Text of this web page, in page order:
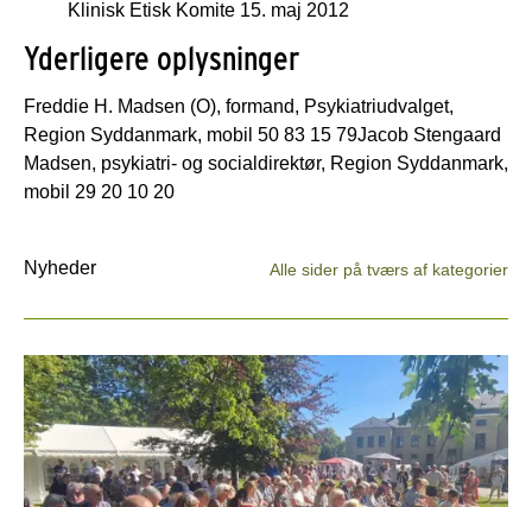
Klinisk Etisk Komite 15. maj 2012
Yderligere oplysninger
Freddie H. Madsen (O), formand, Psykiatriudvalget,
Region Syddanmark, mobil 50 83 15 79Jacob Stengaard
Madsen, psykiatri- og socialdirektør, Region Syddanmark,
mobil 29 20 10 20
Nyheder Alle sider på tværs af kategorier